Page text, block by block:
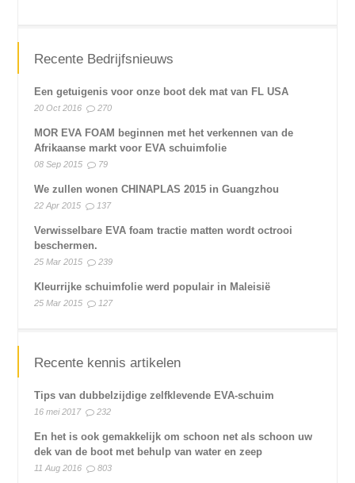
Recente Bedrijfsnieuws
Een getuigenis voor onze boot dek mat van FL USA
20 Oct 2016 270
MOR EVA FOAM beginnen met het verkennen van de
Afrikaanse markt voor EVA schuimfolie
08 Sep 2015 79
We zullen wonen CHINAPLAS 2015 in Guangzhou
22 Apr 2015 137
Verwisselbare EVA foam tractie matten wordt octrooi
beschermen.
25 Mar 2015 239
Kleurrijke schuimfolie werd populair in Maleisië
25 Mar 2015 127
Recente kennis artikelen
Tips van dubbelzijdige zelfklevende EVA-schuim
16 mei 2017 232
En het is ook gemakkelijk om schoon net als schoon uw
dek van de boot met behulp van water en zeep
11 Aug 2016 803